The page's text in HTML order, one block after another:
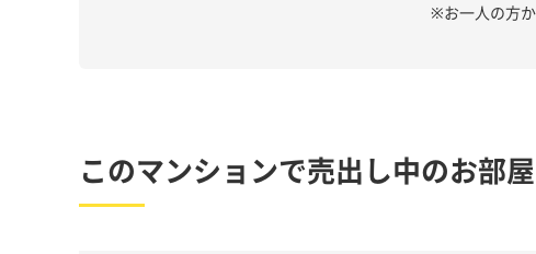
※お一人の方
このマンションで売出し中のお部屋